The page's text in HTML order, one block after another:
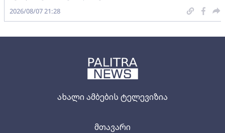
ახალი ამბების ტელევიზია
მთავარი
2026/08/07 21:28